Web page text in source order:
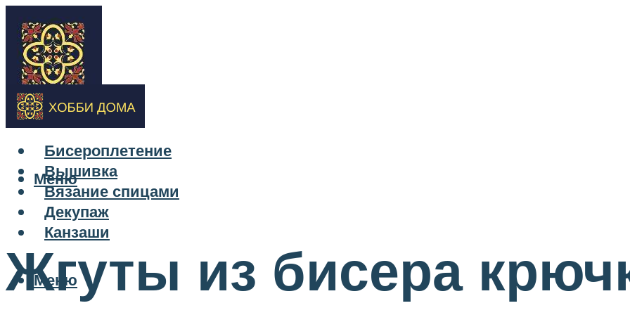
Бисероплетение
Вышивка
Вязание спицами
Декупаж
Канзаши
Меню
Меню
Жгуты из бисера